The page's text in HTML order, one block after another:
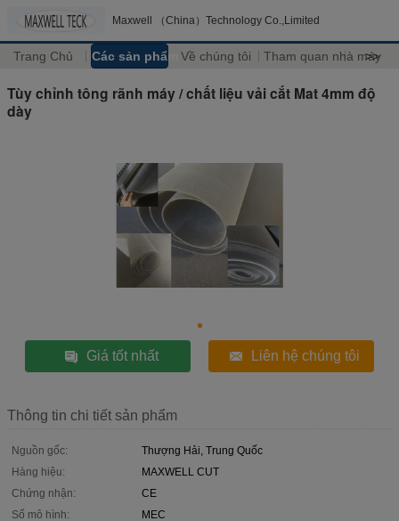
Maxwell （China）Technology Co.,Limited
Trang Chủ Các sản phẩm Về chúng tôi Tham quan nhà máy
>>
Tùy chỉnh tông rãnh máy / chất liệu vải cắt Mat 4mm độ
dày
Giá tốt nhất Liên hệ chúng tôi
Thông tin chi tiết sản phẩm
Nguồn gốc:
Thượng Hải, Trung Quốc
Hàng hiệu:
MAXWELL CUT
Chứng nhận:
CE
Số mô hình:
MEC